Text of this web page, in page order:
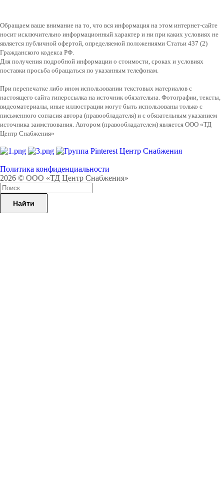
Обращаем ваше внимание на то, что вся информация на этом интернет-сайте
носит исключительно информационный характер и ни при каких условиях не
является публичной офертой, определяемой положениями Статьи 437 (2)
Гражданского кодекса РФ.
Для получения подробной информации о стоимости, сроках и условиях
поставки просьба обращаться по указанным телефонам.
При перепечатке либо ином использовании текстовых материалов с
настоящего сайта гиперссылка на источник обязательна. Фотографии, тексты,
видеоматериалы, иные иллюстрации могут быть использованы только с
письменного согласия автора (правообладателя) и с обязательным указанием
источника заимствования. Автором (правообладателем) является ООО «ТД
Центр Снабжения»
Политика конфиденциальности
2026 © ООО «ТД Центр Снабжения»
Найти